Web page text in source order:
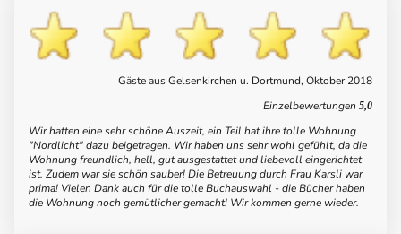
Gäste aus Gelsenkirchen u. Dortmund, Oktober 2018
Einzelbewertungen 5,0
Wir hatten eine sehr schöne Auszeit, ein Teil hat ihre tolle Wohnung
"Nordlicht" dazu beigetragen. Wir haben uns sehr wohl gefühlt, da die
Wohnung freundlich, hell, gut ausgestattet und liebevoll eingerichtet
ist. Zudem war sie schön sauber!Die Betreuung durch Frau Karsli war
prima! Vielen Dank auch für die tolle Buchauswahl - die Bücher haben
die Wohnung noch gemütlicher gemacht! Wir kommen gerne wieder.